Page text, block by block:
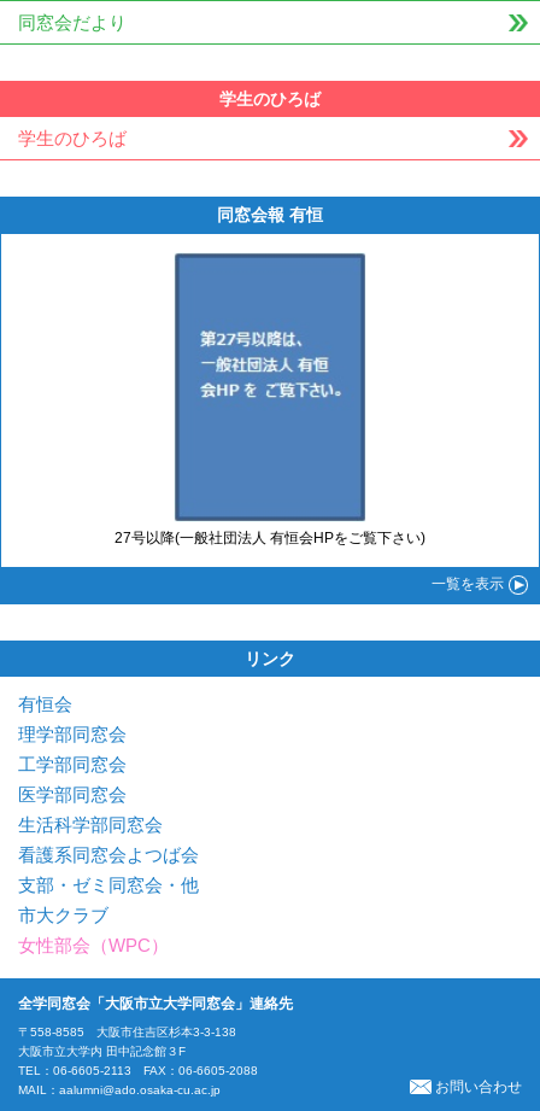
同窓会だより
学生のひろば
学生のひろば
同窓会報 有恒
27号以降(一般社団法人 有恒会HPをご覧下さい)
一覧を表示
リンク
有恒会
理学部同窓会
工学部同窓会
医学部同窓会
生活科学部同窓会
看護系同窓会よつば会
支部・ゼミ同窓会・他
市大クラブ
女性部会（WPC）
全学同窓会「大阪市立大学同窓会」連絡先
〒558-8585 大阪市住吉区杉本3-3-138
大阪市立大学内 田中記念館３F
TEL：06-6605-2113 FAX：06-6605-2088
MAIL： aalumni@ado.osaka-cu.ac.jp お問い合わせ